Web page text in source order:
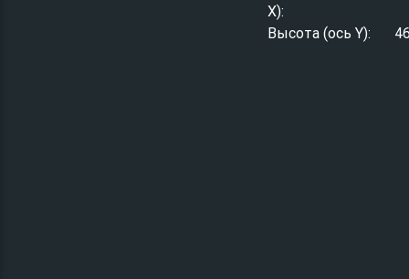
X):
Высота (ось Y):